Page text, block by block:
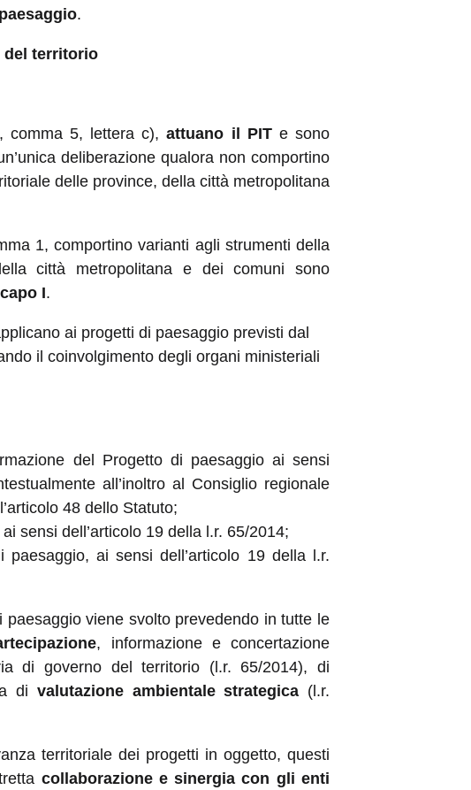
.
del territorio
comma 5, lettera c),attuano il PIT e sono
deliberazione qualora non comportino
delle province, della città metropolitana
1, comportino varianti agli strumenti della
città metropolitana e dei comuni sono
I.
ai progetti di paesaggio previsti dal
il coinvolgimento degli organi ministeriali
del Progetto di paesaggio ai sensi
all’inoltro al Consiglio regionale
48 dello Statuto;
sensi dell’articolo 19 della l.r. 65/2014;
paesaggio, ai sensi dell’articolo 19 della l.r.
viene svolto prevedendo in tutte le
, informazione e concertazione
di governo del territorio (l.r. 65/2014), di
di valutazione ambientale strategica (l.r.
territoriale dei progetti in oggetto, questi
collaborazione e sinergia con gli enti